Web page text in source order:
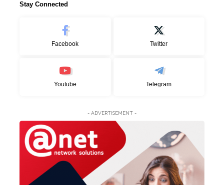
Stay Connected
Facebook Twitter
Youtube Telegram
- ADVERTISEMENT -